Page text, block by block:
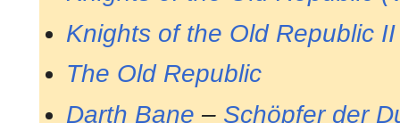
Knights of the Old Republic
The Old Republic
Darth Bane – Schöpfer der